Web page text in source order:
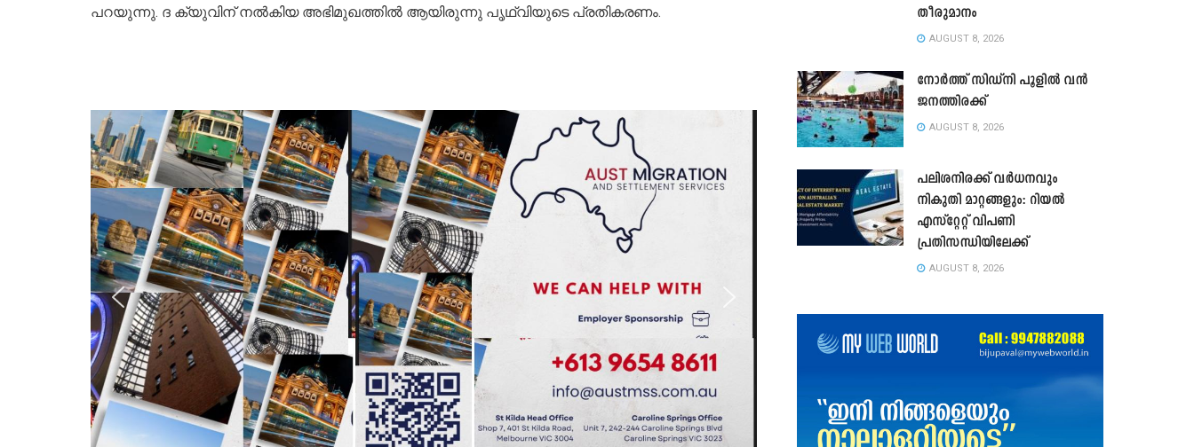
പറയുന്നു. ദ ക്യുവിന് നൽകിയ അഭിമുഖത്തിൽ ആയിരുന്നു പൃഥ്വിയുടെ പ്രതികരണം.
തീരുമാനം
AUGUST 8, 2026
നോർത്ത് സിഡ്നി പൂളിൽ വൻ
ജനത്തിരക്ക്
AUGUST 8, 2026
പലിശനിരക്ക് വർധനവും
നികുതി മാറ്റങ്ങളും: റിയൽ
എസ്റ്റേറ്റ് വിപണി
പ്രതിസന്ധിയിലേക്ക്
AUGUST 8, 2026